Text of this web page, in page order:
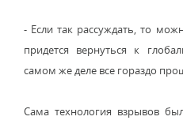
- Если так рассуждать, то
придется вернуться к
самом же деле все гораздо
Сама технология взрывов